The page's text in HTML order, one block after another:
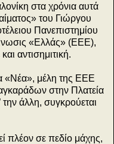
στα χρόνια αυτά
του Γιώργου
Πανεπιστημίου
«Ελλάς» (ΕΕΕ),
αντισημιτική.
«Νέα», μέλη της ΕΕΕ
στην Πλατεία
άλλη, συγκρούεται
πλέον σε πεδίο μάχης,